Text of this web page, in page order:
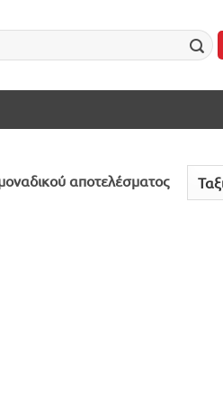
αποτελέσματος